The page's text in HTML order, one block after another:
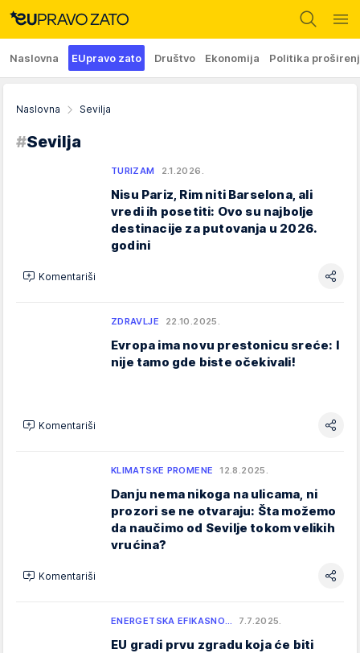
Naslovna EUpravo zato Društvo Ekonomija Politika
Naslovna Sevilja
#Sevilja
TURIZAM 2.1.2026.
Nisu Pariz, Rim niti Barselona, ali
vredi ih posetiti: Ovo su najbolje
destinacije za putovanja u 2026.
godini
Komentariši
ZDRAVLJE 22.10.2025.
Evropa ima novu prestonicu sreće: I
nije tamo gde biste očekivali!
Komentariši
KLIMATSKE PROMENE 12.8.2025.
Danju nema nikoga na ulicama, ni
prozori se ne otvaraju: Šta možemo
da naučimo od Sevilje tokom velikih
vrućina?
Komentariši
ENERGETSKA EFIKASNO… 7.7.2025.
EU gradi prvu zgradu koja će biti